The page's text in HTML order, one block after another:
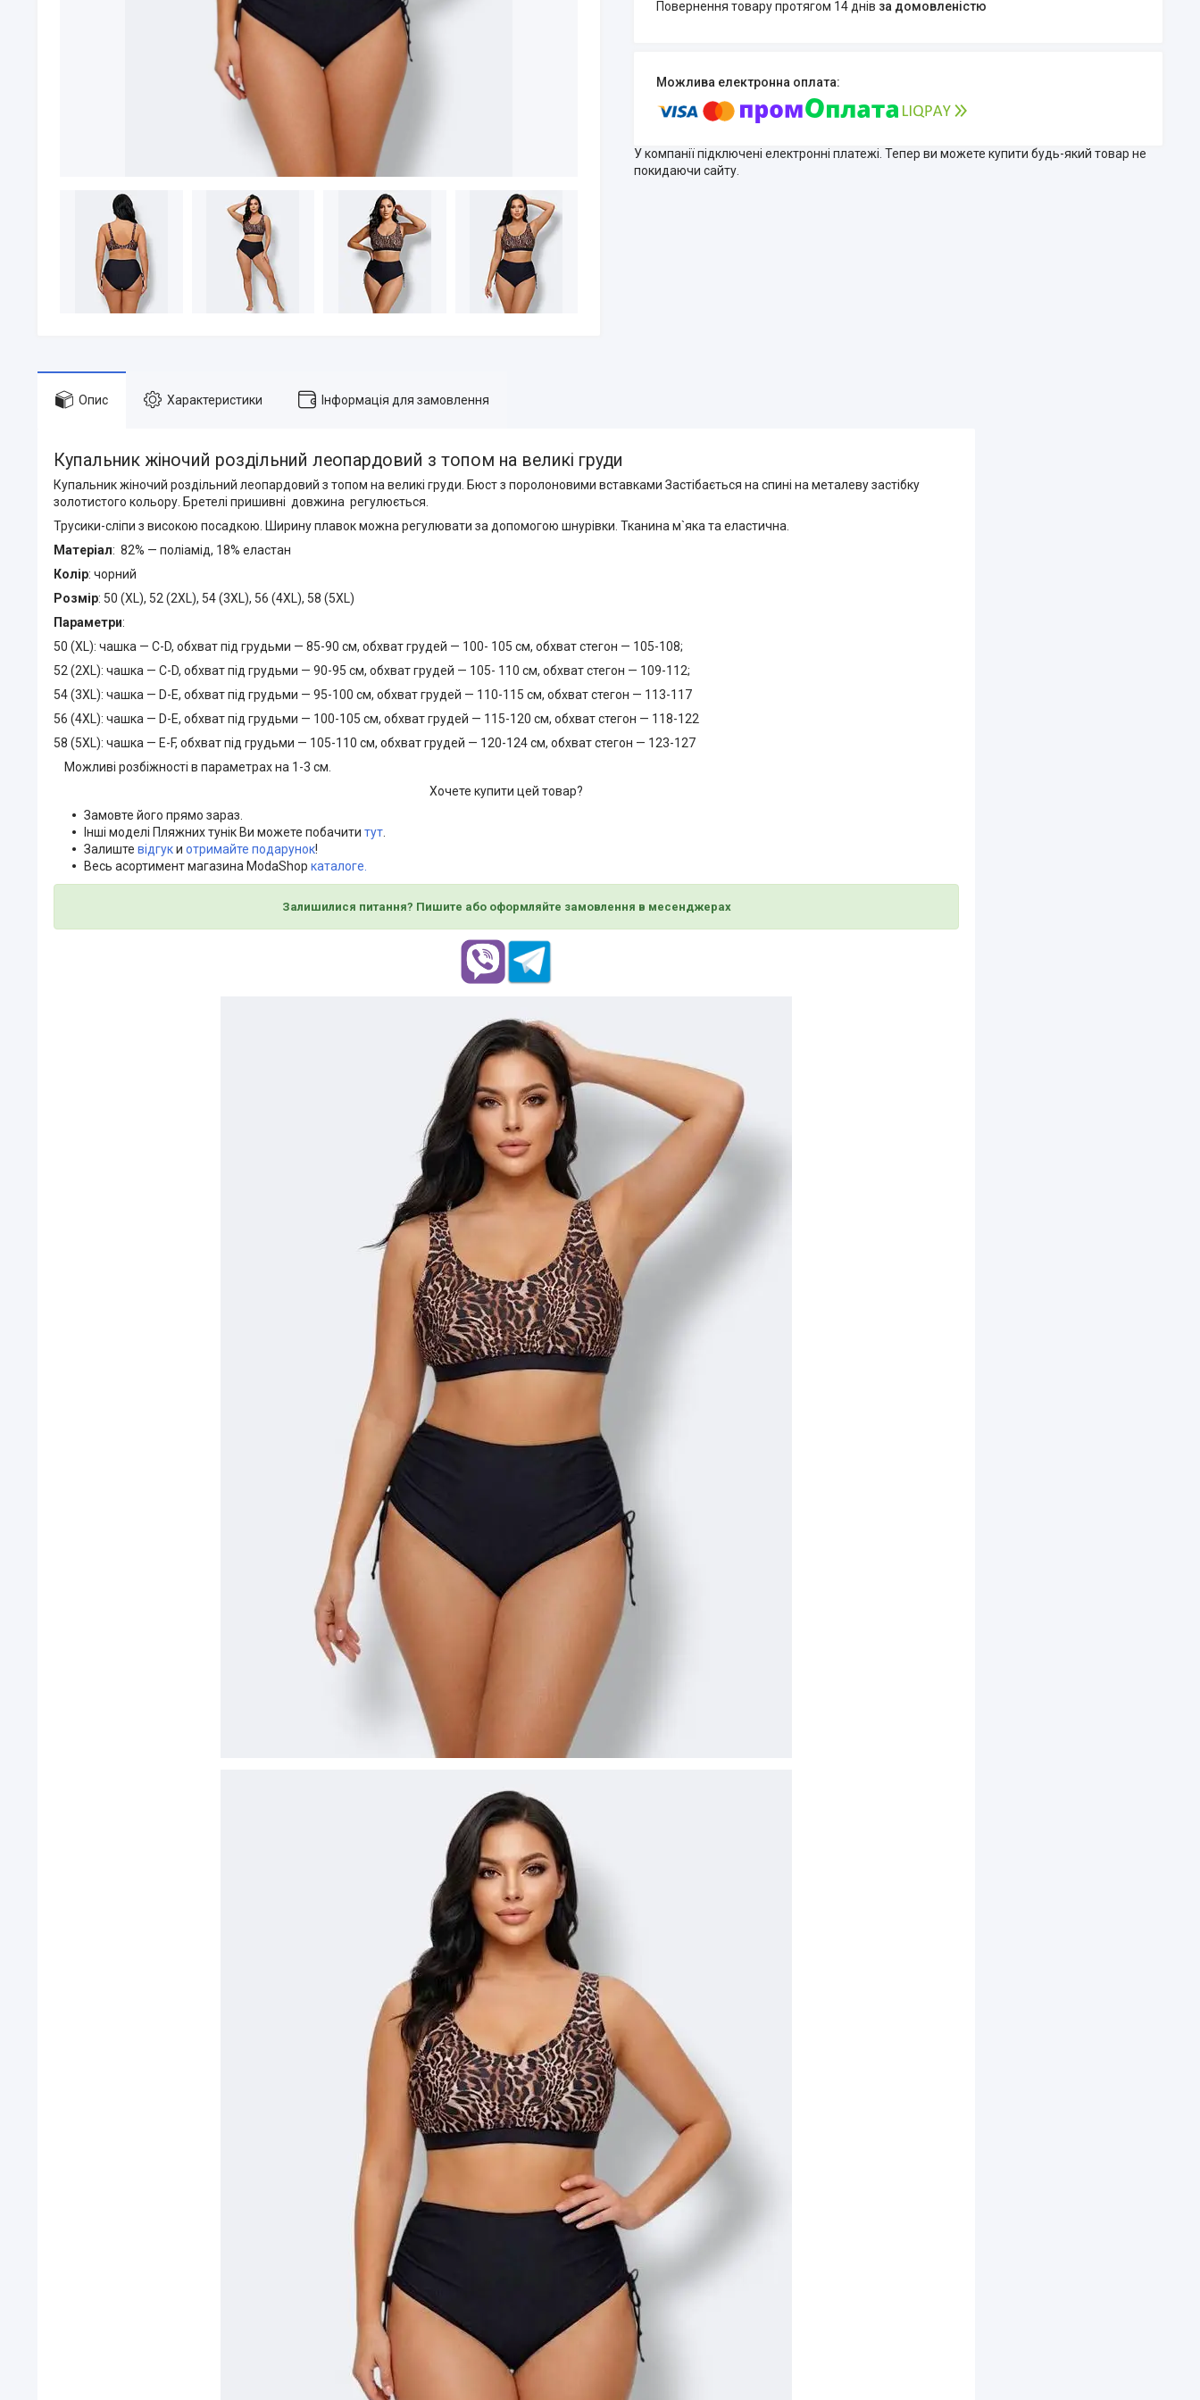
повернення товару протягом 14 днів за домовленістю
У компанії підключені електронні платежі. Тепер ви можете купити будь-який товар не
покидаючи сайту.
Опис Характеристики Інформація для замовлення
Купальник жіночий роздільний леопардовий з топом на великі груди
Купальник жіночий роздільний леопардовий з топом на великі груди. Бюст з поролоновими вставками Застібається на спині на металеву застібку
золотистого кольору. Бретелі пришивні довжина регулюється.
Трусики-сліпи з високою посадкою. Ширину плавок можна регулювати за допомогою шнурівки. Тканина м`яка та еластична.
Матеріал: 82% — поліамід, 18% еластан
Колір: чорний
Розмір: 50 (ХL), 52 (2ХL), 54 (3ХL), 56 (4ХL), 58 (5ХL)
Параметри:
50 (ХL): чашка — С-D, обхват під грудьми — 85-90 см, обхват грудей — 100- 105 см, обхват стегон — 105-108;
52 (2ХL): чашка — С-D, обхват під грудьми — 90-95 см, обхват грудей — 105- 110 см, обхват стегон — 109-112;
54 (3ХL): чашка — D-E, обхват під грудьми — 95-100 см, обхват грудей — 110-115 см, обхват стегон — 113-117
56 (4ХL): чашка — D-E, обхват під грудьми — 100-105 см, обхват грудей — 115-120 см, обхват стегон — 118-122
58 (5ХL): чашка — E-F, обхват під грудьми — 105-110 см, обхват грудей — 120-124 см, обхват стегон — 123-127
Можливі розбіжності в параметрах на 1-3 см.
Хочете купити цей товар?
Замовте його прямо зараз.
Інші моделі Пляжних тунік Ви можете побачити тут.
Залиште відгуки отримайте подарунок!
Весь асортимент магазина ModaShop каталоге.
Залишилися питання? Пишите або оформляйте замовлення в месенджерах